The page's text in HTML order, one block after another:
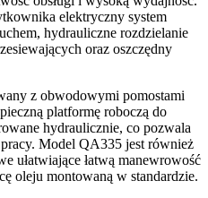
elektryczny system
hydrauliczne rozdzielanie
oraz oszczędny
z obwodowymi pomostami
platformę roboczą do
hydraulicznie, co pozwala
Model QA335 jest również
ułatwiające łatwą manewrowość
oleju montowaną w standardzie.